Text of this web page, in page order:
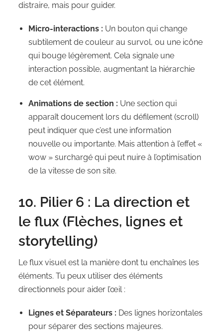
distraire, mais pour guider.
Micro-interactions : Un bouton qui change
subtilement de couleur au survol, ou une icône
qui bouge légèrement. Cela signale une
interaction possible, augmentant la hiérarchie
de cet élément.
Animations de section : Une section qui
apparaît doucement lors du défilement (scroll)
peut indiquer que c’est une information
nouvelle ou importante. Mais attention à l’effet «
wow » surchargé qui peut nuire à l’optimisation
de la vitesse de son site.
10. Pilier 6 : La direction et
le flux (Flèches, lignes et
storytelling)
Le flux visuel est la manière dont tu enchaînes les
éléments. Tu peux utiliser des éléments
directionnels pour aider l’œil :
Lignes et Séparateurs : Des lignes horizontales
pour séparer des sections majeures.